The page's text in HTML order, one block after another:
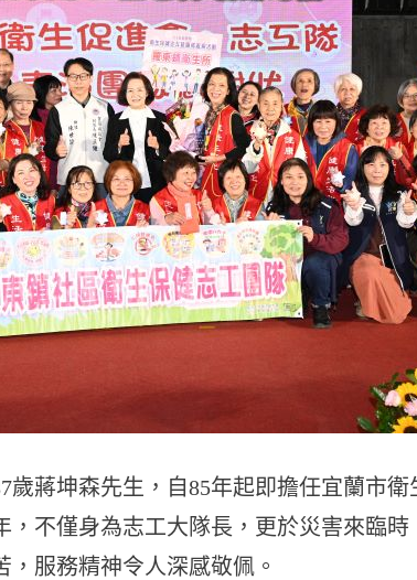
蔣坤森先生，自85年起即擔任宜蘭市衛
，不僅身為志工大隊長，更於災害來臨
服務精神令人深感敬佩。